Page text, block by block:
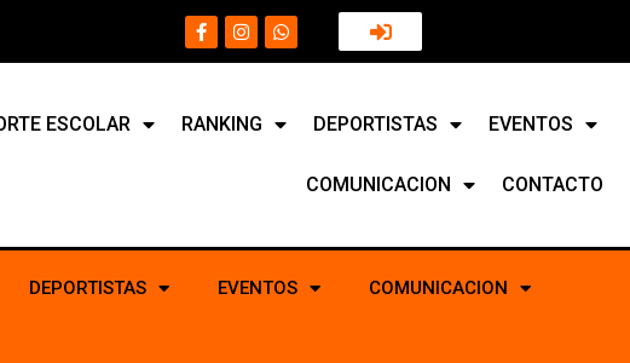
ESCOLAR RANKING DEPORTISTAS EVENTOS
COMUNICACION CONTACTO
DEPORTISTAS EVENTOS COMUNICACION